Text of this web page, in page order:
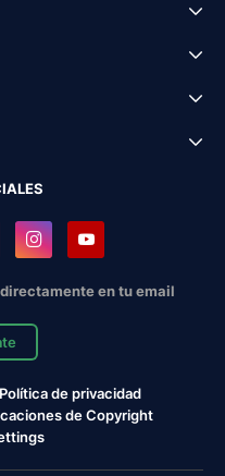
en tu email
Política de privacidad
de Copyright